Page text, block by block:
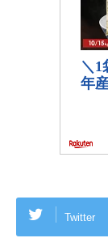
Twitter